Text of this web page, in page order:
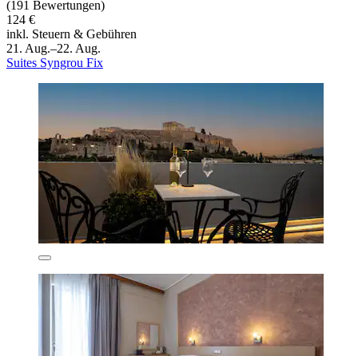
(191 Bewertungen)
124 €
inkl. Steuern & Gebühren
21. Aug.–22. Aug.
Suites Syngrou Fix